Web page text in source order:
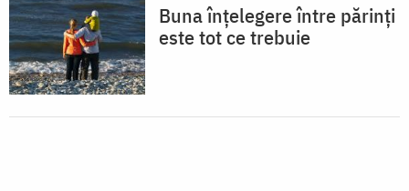
Buna înțelegere între părinți
este tot ce trebuie